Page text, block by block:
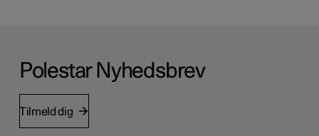
Polestar Nyhedsbrev
Tilmeld dig